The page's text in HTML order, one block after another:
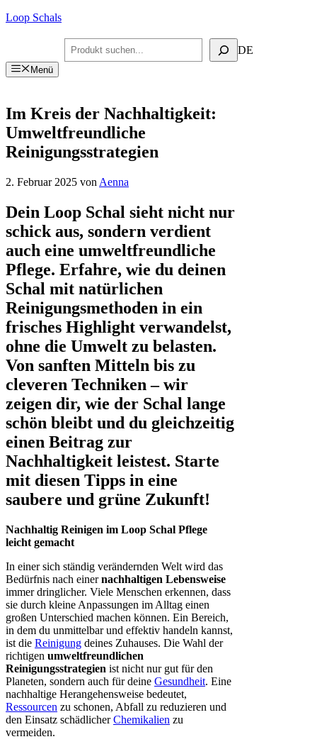
Zum
Loop Schals
Suchen DE
Menü
Im Kreis der Nachhaltigkeit:
Umweltfreundliche
Reinigungsstrategien
2. Februar 2025 von Aenna
Dein Loop Schal sieht nicht nur
schick aus, sondern verdient
auch eine umweltfreundliche
Pflege. Erfahre, wie du deinen
Schal mit natürlichen
Reinigungsmethoden in ein
frisches Highlight verwandelst,
ohne die Umwelt zu belasten.
Von sanften Mitteln bis zu
cleveren Techniken – wir
zeigen dir, wie der Schal lange
schön bleibt und du gleichzeitig
einen Beitrag zur
Nachhaltigkeit leistest. Starte
mit diesen Tipps in eine
saubere und grüne Zukunft!
Nachhaltig Reinigen im Loop Schal Pflege
leicht gemacht
In einer sich ständig verändernden Welt wird das
Bedürfnis nach einernachhaltigen Lebensweise
immer dringlicher. Viele Menschen erkennen, dass
sie durch kleine Anpassungen im Alltag einen
großen Unterschied machen können. Ein Bereich,
in dem du unmittelbar und effektiv handeln kannst,
ist die Reinigung deines Zuhauses. Die Wahl der
richtigen umweltfreundlichen
Reinigungsstrategien ist nicht nur gut für den
Planeten, sondern auch für deine Gesundheit. Eine
nachhaltige Herangehensweise bedeutet,
Ressourcen zu schonen, Abfall zu reduzieren und
den Einsatz schädlicherChemikalien zu
vermeiden.